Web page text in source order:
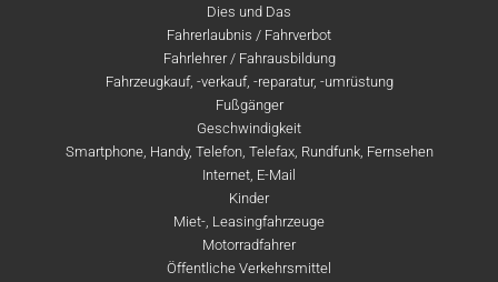
Dies und Das
Fahrerlaubnis / Fahrverbot
Fahrlehrer / Fahrausbildung
Fahrzeugkauf, -verkauf, -reparatur, -umrüstung
Fußgänger
Geschwindigkeit
Smartphone, Handy, Telefon, Telefax, Rundfunk, Fernsehen
Internet, E-Mail
Kinder
Miet-, Leasingfahrzeuge
Motorradfahrer
Öffentliche Verkehrsmittel